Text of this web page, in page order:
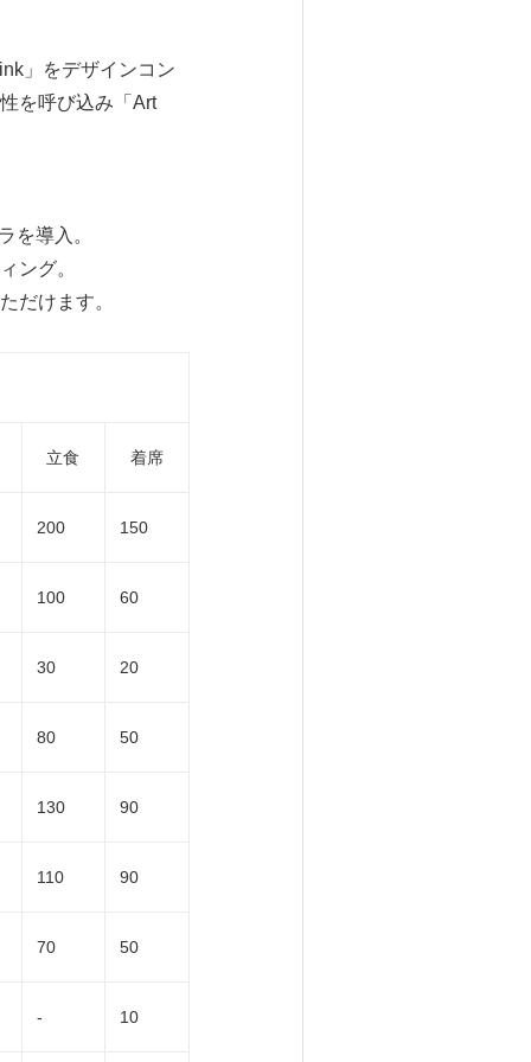
」をデザインコン
を呼び込み「Art
を導入。
ング。
だけます。
立食 着席
200 150
100 60
30 20
80 50
130 90
110 90
70 50
- 10